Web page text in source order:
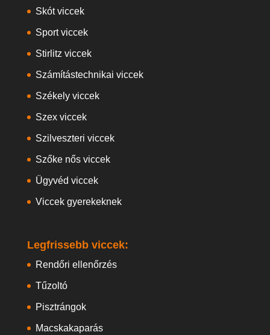
Skót viccek
Sport viccek
Stirlitz viccek
Számítástechnikai viccek
Székely viccek
Szex viccek
Szilveszteri viccek
Szőke nős viccek
Ügyvéd viccek
Viccek gyerekeknek
Legfrissebb viccek:
Rendőri ellenőrzés
Tűzoltó
Pisztrángok
Macskakaparás